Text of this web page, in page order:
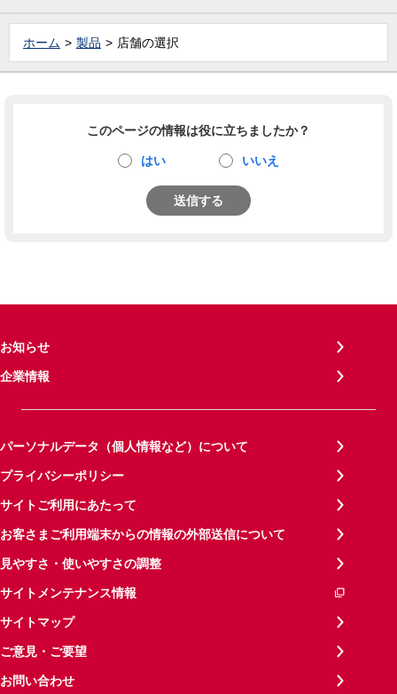
ホーム 製品 店舗の選択
このページの情報は役に立ちましたか？
はい いいえ
送信する
お知らせ
企業情報
パーソナルデータ（個人情報など）について
プライバシーポリシー
サイトご利用にあたって
お客さまご利用端末からの情報の外部送信について
見やすさ・使いやすさの調整
サイトメンテナンス情報
サイトマップ
ご意見・ご要望
お問い合わせ